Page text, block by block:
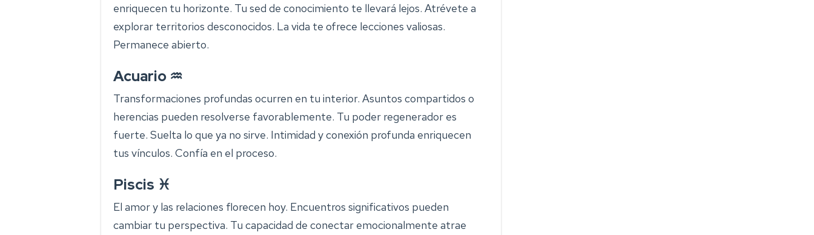
enriquecen tu horizonte. Tu sed de conocimiento te llevará lejos. Atrévete a
explorar territorios desconocidos. La vida te ofrece lecciones valiosas.
Permanece abierto.
Acuario ♒
Transformaciones profundas ocurren en tu interior. Asuntos compartidos o
herencias pueden resolverse favorablemente. Tu poder regenerador es
fuerte. Suelta lo que ya no sirve. Intimidad y conexión profunda enriquecen
tus vínculos. Confía en el proceso.
Piscis ♓
El amor y las relaciones florecen hoy. Encuentros significativos pueden
cambiar tu perspectiva. Tu capacidad de conectar emocionalmente atrae